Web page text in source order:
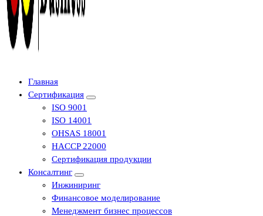
Центр сертификации в Уфе ( услуги по сертификации продукции ,
оформление декларации соответствия, отказного письма)
Главная
Сертификация
ISO 9001
ISO 14001
OHSAS 18001
HACCP 22000
Сертификация продукции
Консалтинг
Инжиниринг
Финансовое моделирование
Менеджмент бизнес процессов